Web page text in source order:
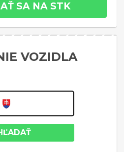
SA NA STK
VOZIDLA